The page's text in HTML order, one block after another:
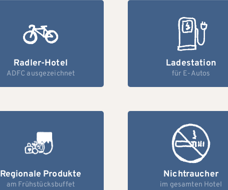
Radler-Hotel
ADFC ausgezeichnet
Ladestation
für E-Autos
Regionale Produkte
am Frühstücksbuffet
Nichtraucher
im gesamten Hotel